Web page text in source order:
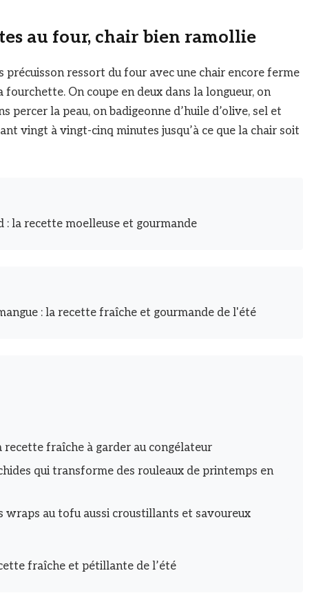
au four, chair bien ramollie
précuisson ressort du four avec une chair encore ferme
On coupe en deux dans la longueur, on
percer la peau, on badigeonne d’huile d’olive, sel et
vingt à vingt-cinq minutes jusqu’à ce que la chair soit
: la recette moelleuse et gourmande
: la recette fraîche et gourmande de l'été
recette fraîche à garder au congélateur
qui transforme des rouleaux de printemps en
wraps au tofu aussi croustillants et savoureux
fraîche et pétillante de l’été